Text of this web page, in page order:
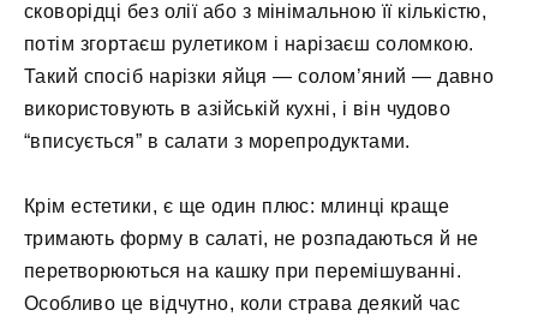
сковорідці без олії або з мінімальною її кількістю,
потім згортаєш рулетиком і нарізаєш соломкою.
Такий спосіб нарізки яйця — солом’яний — давно
використовують в азійській кухні, і він чудово
“вписується” в салати з морепродуктами.
Крім естетики, є ще один плюс: млинці краще
тримають форму в салаті, не розпадаються й не
перетворюються на кашку при перемішуванні.
Особливо це відчутно, коли страва деякий час